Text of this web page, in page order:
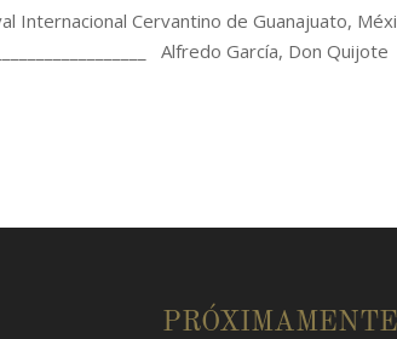
Internacional Cervantino de Guanajuato,
Alfredo García, Don Quijote
PRÓXIMAMENTE